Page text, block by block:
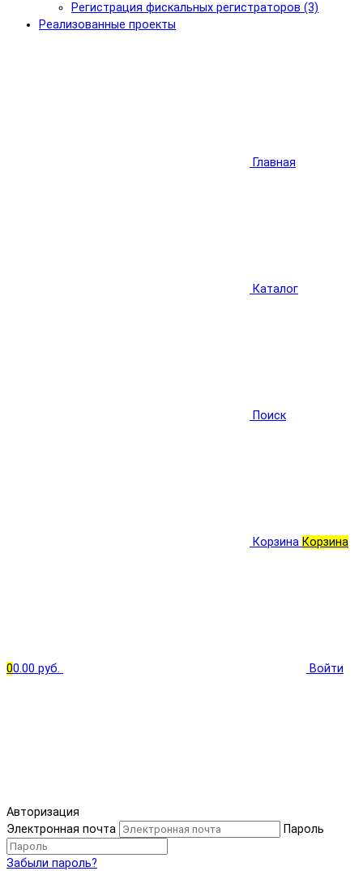
Регистрация фискальных регистраторов (3)
Реализованные проекты
Главная
Каталог
Поиск
Корзина Корзина
00.00 руб. Войти
Авторизация
Электронная почта
Пароль
Забыли пароль?